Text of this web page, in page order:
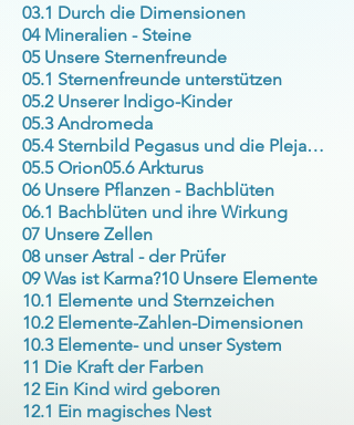
03.1 Durch die Dimensionen
04 Mineralien - Steine
05 Unsere Sternenfreunde
05.1 Sternenfreunde unterstützen
05.2 Unserer Indigo-Kinder
05.3 Andromeda
05.4 Sternbild Pegasus und die Plejaden
05.5 Orion05.6 Arkturus
06 Unsere Pflanzen - Bachblüten
06.1 Bachblüten und ihre Wirkung
07 Unsere Zellen
08 unser Astral - der Prüfer
09 Was ist Karma?10 Unsere Elemente
10.1 Elemente und Sternzeichen
10.2 Elemente-Zahlen-Dimensionen
10.3 Elemente- und unser System
11 Die Kraft der Farben
12 Ein Kind wird geboren
12.1 Ein magisches Nest